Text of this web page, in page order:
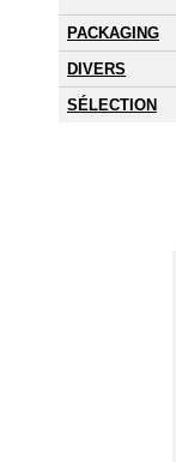
PACKAGING
DIVERS
SÉLECTION